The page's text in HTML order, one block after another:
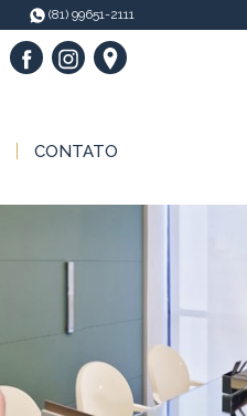
(81) 99651-2111
CONTATO